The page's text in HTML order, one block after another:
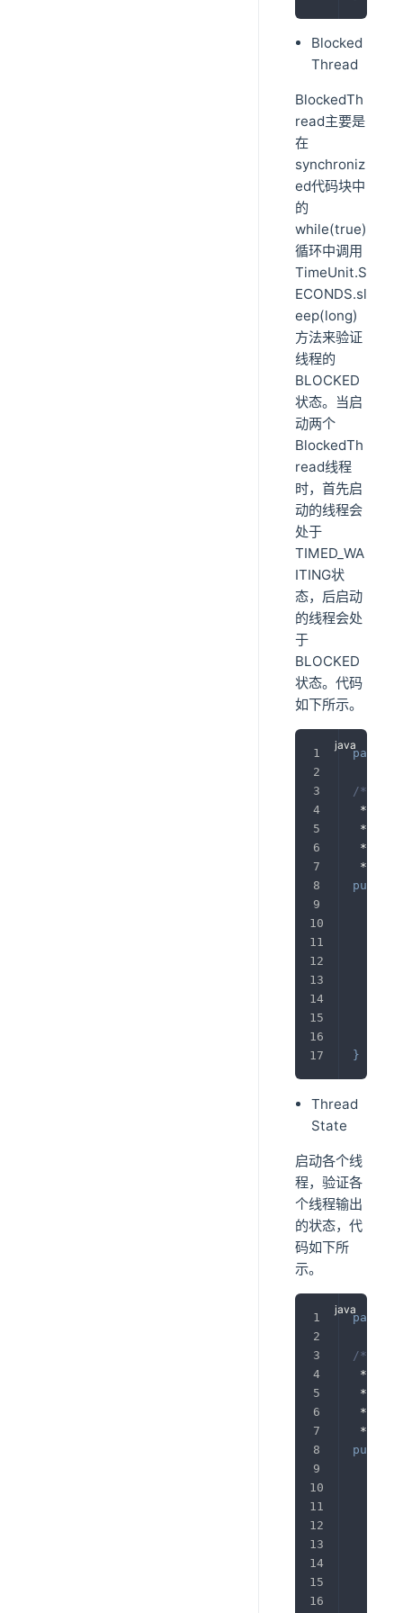
Blocked
Thread
BlockedTh
read主要是
在
synchroniz
ed代码块中
的
while(true)
循环中调用
TimeUnit.S
ECONDS.sl
eep(long)
方法来验证
线程的
BLOCKED
状态。当启
动两个
BlockedTh
read线程
时，首先启
动的线程会
处于
TIMED_WA
ITING状
态，后启动
的线程会处
于
BLOCKED
状态。代码
如下所示。
package
/**
*
*
*
*/
public
}
Thread
State
启动各个线
程，验证各
个线程输出
的状态，代
码如下所
示。
package
/**
*
*
*
*/
public